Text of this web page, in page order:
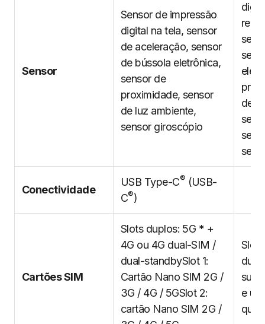
Sensor
Sensor de impressão
digital na tela, sensor
de aceleração, sensor
de bússola eletrônica,
sensor de
proximidade, sensor
de luz ambiente,
sensor giroscópio
de
Conectividade
USB Type-C® (USB-
C®)
Cartões SIM
Slots duplos: 5G * +
4G ou 4G dual-SIM /
dual-standbySlot 1:
Cartão Nano SIM 2G /
3G / 4G / 5GSlot 2:
cartão Nano SIM 2G /
dual
e
que